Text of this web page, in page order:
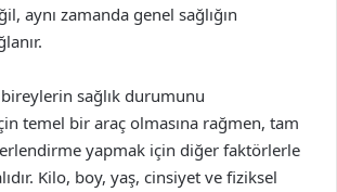
aynı zamanda genel sağlığın
sağlık durumunu
temel bir araç olmasına rağmen, tam
yapmak için diğer faktörlerle
Kilo, boy, yaş, cinsiyet ve fiziksel